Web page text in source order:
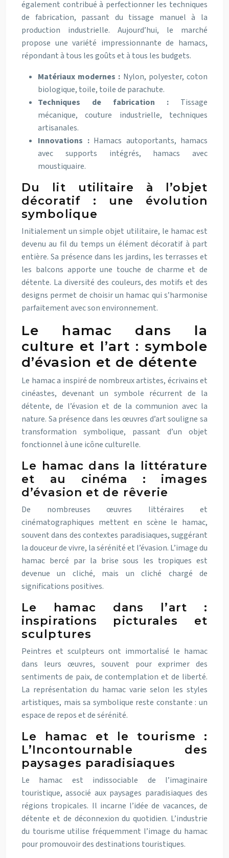
également contribué à perfectionner les techniques
de fabrication, passant du tissage manuel à la
production industrielle. Aujourd’hui, le marché
propose une variété impressionnante de hamacs,
répondant à tous les goûts et à tous les budgets.
Matériaux modernes : Nylon, polyester, coton
biologique, toile, toile de parachute.
Techniques de fabrication : Tissage
mécanique, couture industrielle, techniques
artisanales.
Innovations : Hamacs autoportants, hamacs
avec supports intégrés, hamacs avec
moustiquaire.
Du lit utilitaire à l’objet
décoratif : une évolution
symbolique
Initialement un simple objet utilitaire, le hamac est
devenu au fil du temps un élément décoratif à part
entière. Sa présence dans les jardins, les terrasses et
les balcons apporte une touche de charme et de
détente. La diversité des couleurs, des motifs et des
designs permet de choisir un hamac qui s’harmonise
parfaitement avec son environnement.
Le hamac dans la
culture et l’art : symbole
d’évasion et de détente
Le hamac a inspiré de nombreux artistes, écrivains et
cinéastes, devenant un symbole récurrent de la
détente, de l’évasion et de la communion avec la
nature. Sa présence dans les œuvres d’art souligne sa
transformation symbolique, passant d’un objet
fonctionnel à une icône culturelle.
Le hamac dans la littérature
et au cinéma : images
d’évasion et de rêverie
De nombreuses œuvres littéraires et
cinématographiques mettent en scène le hamac,
souvent dans des contextes paradisiaques, suggérant
la douceur de vivre, la sérénité et l’évasion. L’image du
hamac bercé par la brise sous les tropiques est
devenue un cliché, mais un cliché chargé de
significations positives.
Le hamac dans l’art :
inspirations picturales et
sculptures
Peintres et sculpteurs ont immortalisé le hamac
dans leurs œuvres, souvent pour exprimer des
sentiments de paix, de contemplation et de liberté.
La représentation du hamac varie selon les styles
artistiques, mais sa symbolique reste constante : un
espace de repos et de sérénité.
Le hamac et le tourisme :
L’Incontournable des
paysages paradisiaques
Le hamac est indissociable de l’imaginaire
touristique, associé aux paysages paradisiaques des
régions tropicales. Il incarne l’idée de vacances, de
détente et de déconnexion du quotidien. L’industrie
du tourisme utilise fréquemment l’image du hamac
pour promouvoir des destinations touristiques.